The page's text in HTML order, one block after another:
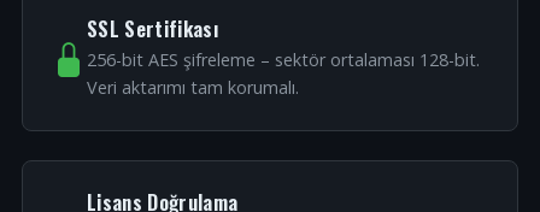
SSL Sertifikası
256-bit AES şifreleme – sektör ortalaması 128-bit.
Veri aktarımı tam korumalı.
Lisans Doğrulama